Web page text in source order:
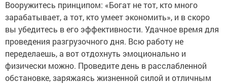
Вооружитесь принципом: «Богат не тот, кто много
зарабатывает, а тот, кто умеет экономить», и в скоро
вы убедитесь в его эффективности. Удачное время для
проведения разгрузочного дня. Всю работу не
переделаешь, а вот отдохнуть эмоционально и
физически можно. Проведите день в расслабленной
обстановке, заряжаясь жизненной силой и отличным